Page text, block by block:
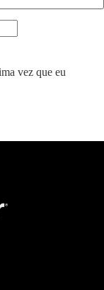
vez que eu